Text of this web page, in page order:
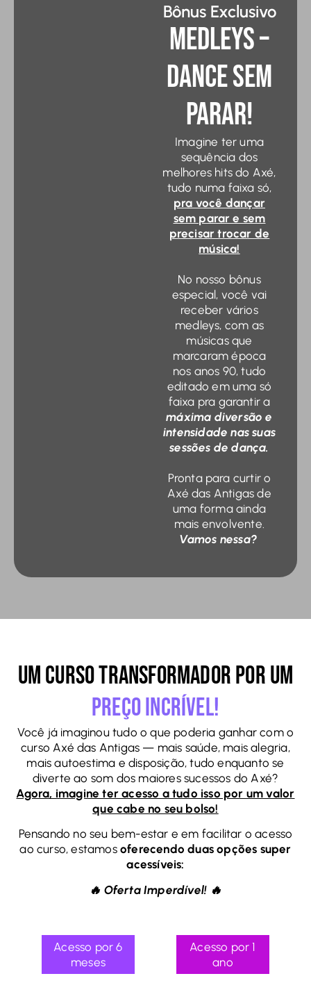
Bônus Exclusivo
Medleys –
Dance Sem
Parar!
Imagine ter uma
sequência dos
melhores hits do Axé,
tudo numa faixa só,
pra você dançar
sem parar e sem
precisar trocar de
música!
No nosso bônus
especial, você vai
receber vários
medleys, com as
músicas que
marcaram época
nos anos 90, tudo
editado em uma só
faixa pra garantir a
máxima diversão e
intensidade nas suas
sessões de dança.
Pronta para curtir o
Axé das Antigas de
uma forma ainda
mais envolvente.
Vamos nessa?
Um Curso Transformador por um
Preço Incrível!
Você já imaginou tudo o que poderia ganhar com o
curso Axé das Antigas — mais saúde, mais alegria,
mais autoestima e disposição, tudo enquanto se
diverte ao som dos maiores sucessos do Axé?
Agora, imagine ter acesso a tudo isso por um valor
que cabe no seu bolso!
Pensando no seu bem-estar e em facilitar o acesso
ao curso, estamos oferecendo duas opções super
acessíveis:
🔥 Oferta Imperdível! 🔥
Acesso por 6
meses
Acesso por 1
ano